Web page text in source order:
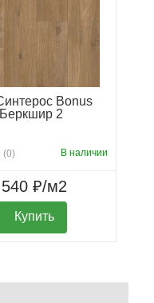
Bonus
2
(0) В наличии
540 ₽/м2
Купить